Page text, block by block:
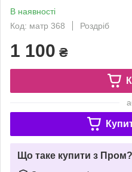
В наявності
Код: матр 368
Роздріб
1 100 ₴
Що таке купити з Пром?